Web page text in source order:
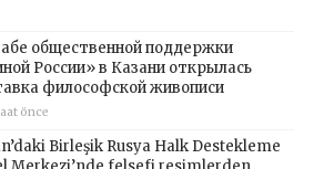
общественной поддержки
России» в Казани открылась
философской живописи
önce
Birleşik Rusya Halk Destekleme